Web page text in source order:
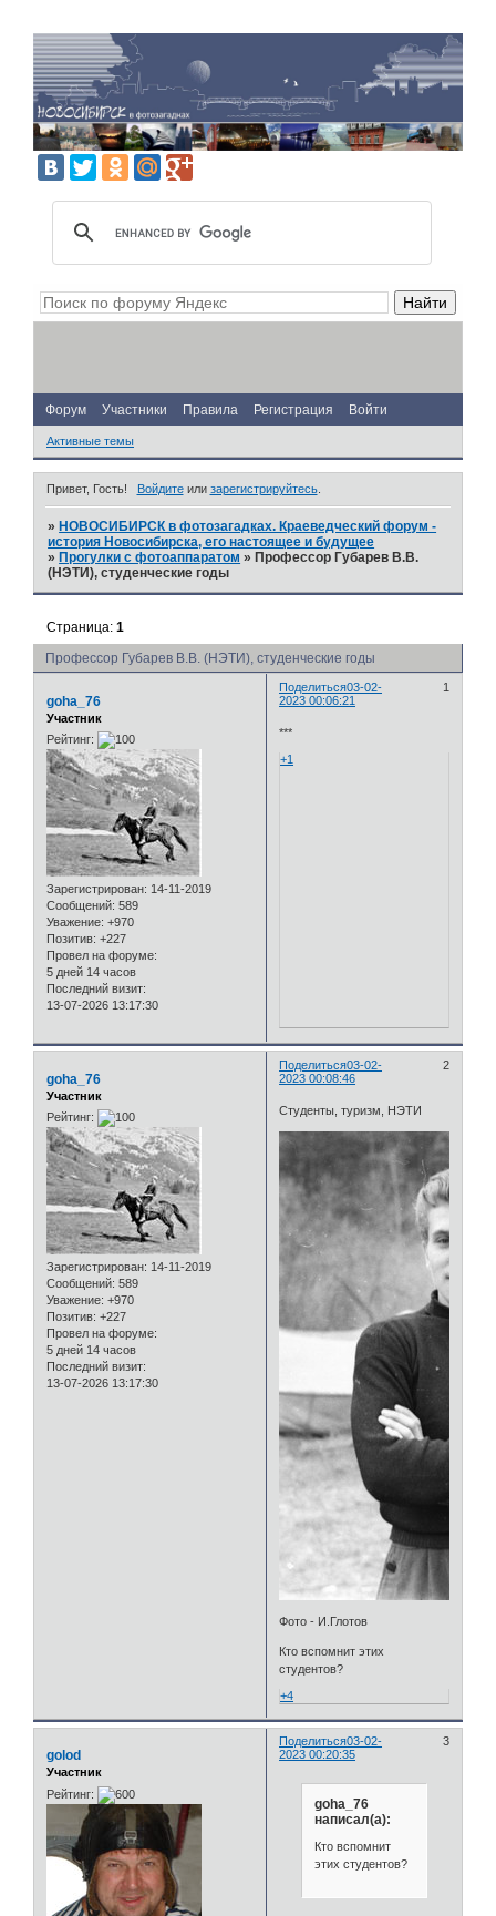
Форум Участники Правила Регистрация Войти
Активные темы
Привет, Гость! Войдитеили зарегистрируйтесь.
» НОВОСИБИРСК в фотозагадках. Краеведческий форум -
история Новосибирска, его настоящее и будущее
» Прогулки с фотоаппаратом » Профессор Губарев В.В.
(НЭТИ), студенческие годы
Профессор Губарев В.В. (НЭТИ), студенческие годы
Страница:1
Поделиться 1
03-02-
2023 00:06:21
goha_76
Участник
Рейтинг:
Зарегистрирован: 14-11-2019
Сообщений: 589
Уважение: +970
Позитив: +227
Провел на форуме:
5 дней 14 часов
Последний визит:
13-07-2026 13:17:30
***
+1
Поделиться 2
03-02-
2023 00:08:46
goha_76
Участник
Рейтинг:
Зарегистрирован: 14-11-2019
Сообщений: 589
Уважение: +970
Позитив: +227
Провел на форуме:
5 дней 14 часов
Последний визит:
13-07-2026 13:17:30
Студенты, туризм, НЭТИ
Фото - И.Глотов
Кто вспомнит этих
студентов?
+4
Поделиться 3
03-02-
2023 00:20:35
golod
Участник
Рейтинг:
goha_76
написал(а):
Кто вспомнит
этих студентов?